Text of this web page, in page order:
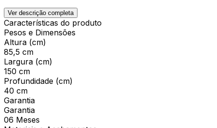
Ver descrição completa
Características do produto
Pesos e Dimensões
Altura (cm)
85,5 cm
Largura (cm)
150 cm
Profundidade (cm)
40 cm
Garantia
Garantia
06 Meses